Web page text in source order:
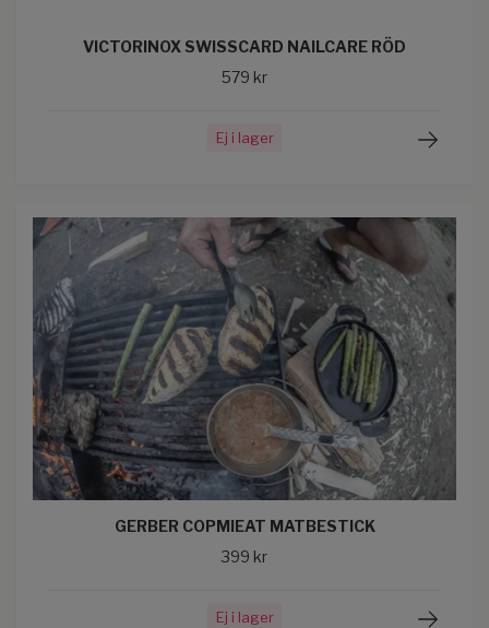
VICTORINOX SWISSCARD NAILCARE RÖD
579 kr
Ej i lager
GERBER COPMIEAT MATBESTICK
399 kr
Ej i lager